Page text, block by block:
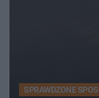
SPRAWDZONE